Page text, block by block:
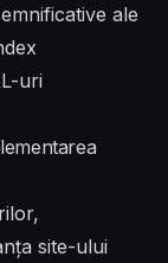
ale
uri
site-ului